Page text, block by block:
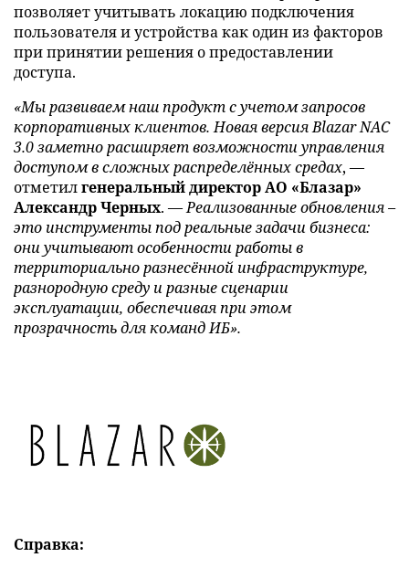
позволяет учитывать локацию подключения
пользователя и устройства как один из факторов
при принятии решения о предоставлении
доступа.
«Мы развиваем наш продукт с учетом запросов
корпоративных клиентов. Новая версия Blazar NAC
3.0 заметно расширяет возможности управления
доступом в сложных распределённых средах, —
отметилгенеральный директор АО «Блазар»
Александр Черных. —Реализованные обновления –
это инструменты под реальные задачи бизнеса:
они учитывают особенности работы в
территориально разнесённой инфраструктуре,
разнородную среду и разные сценарии
эксплуатации, обеспечивая при этом
прозрачность для команд ИБ».
Справка: